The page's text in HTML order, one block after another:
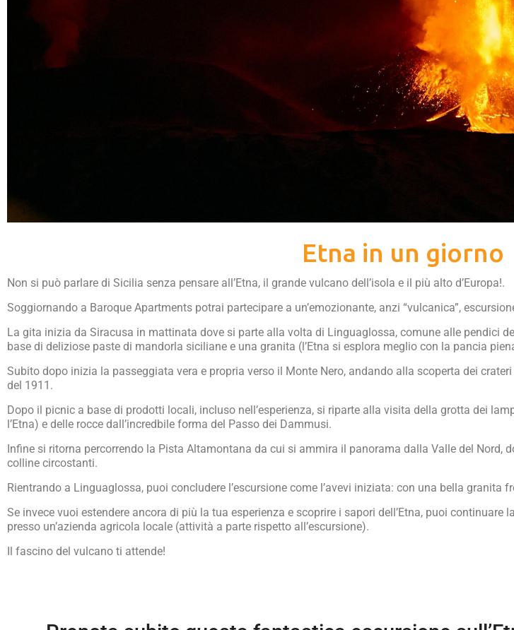
Etna in un giorno
Non si può parlare di Sicilia senza pensare all’Etna, il grande vulcano dell’isola e il più alto d’Europa!.
Soggiornando a Baroque Apartments potrai partecipare a un’emozionante, anzi “vulcanica”,
La gita inizia da Siracusa in mattinata dove si parte alla volta di Linguaglossa, comune alle pendici
base di deliziose paste di mandorla siciliane e una granita (l’Etna si esplora meglio con la pancia
Subito dopo inizia la passeggiata vera e propria verso il Monte Nero, andando alla scoperta dei
del 1911.
Dopo il picnic a base di prodotti locali, incluso nell’esperienza, si riparte alla visita della grotta dei
l’Etna) e delle rocce dall’incredbile forma del Passo dei Dammusi.
Infine si ritorna percorrendo la Pista Altamontana da cui si ammira il panorama dalla Valle del Nord,
colline circostanti.
Rientrando a Linguaglossa, puoi concludere l’escursione come l’avevi iniziata: con una bella granita
Se invece vuoi estendere ancora di più la tua esperienza e scoprire i sapori dell’Etna, puoi
presso un’azienda agricola locale (attività a parte rispetto all’escursione).
Il fascino del vulcano ti attende!